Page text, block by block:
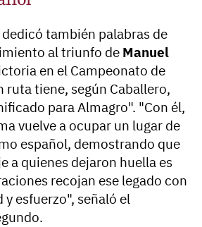
también palabras de
al triunfo de Manuel
en el Campeonato de
ruta tiene, según Caballero,
para Almagro". "Con él,
vuelve a ocupar un lugar de
español, demostrando que
a quienes dejaron huella es
recojan ese legado con
esfuerzo", señaló el